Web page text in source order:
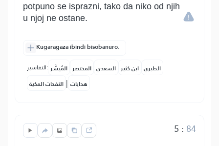
potpuno se isprazni, tako da niko od njih
u njoj ne ostane.
Kugaragaza ibindi bisobanuro.
التفاسير: المُيسَّر المختصر السعدي ابن كثير الطبري
النفحات المكية | هدايات
5 : 84